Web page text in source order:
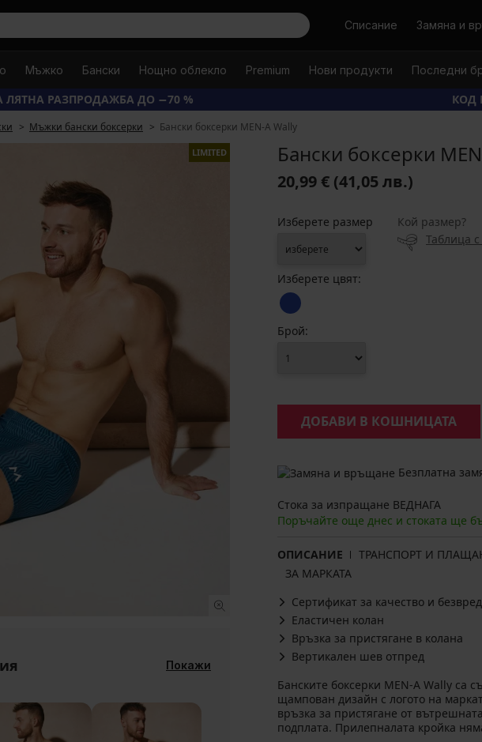
ТърсиСписание Замяна и
Мъжко Бански Нощно облекло Premium Нови продукти Последни
ЛЯТНА РАЗПРОДАЖБА ДО −70 % КОД
Мъжки бански боксерки Бански боксерки MEN-A Wally
LIMITED
Покажи
Бански боксерки
20,99 € (41,05 лв.)
Изберете размер
Кой размер?
Таблица
Изберете цвят:
Брой:
ДОБАВИ В КОШНИЦАТА
Безплатна
Стока за изпращане ВЕДНАГА
Поръчайте още днес и стоката ще
ОПИСАНИЕ ТРАНСПОРТ И
ЗА МАРКАТА
Сертификат за качество и
Еластичен колан
Връзка за пристягане в колана
Вертикален шев отпред
Банските боксерки MEN-A Wally са
щампован дизайн с логото на
връзка за пристягане от
подплата. Прилепналата кройка